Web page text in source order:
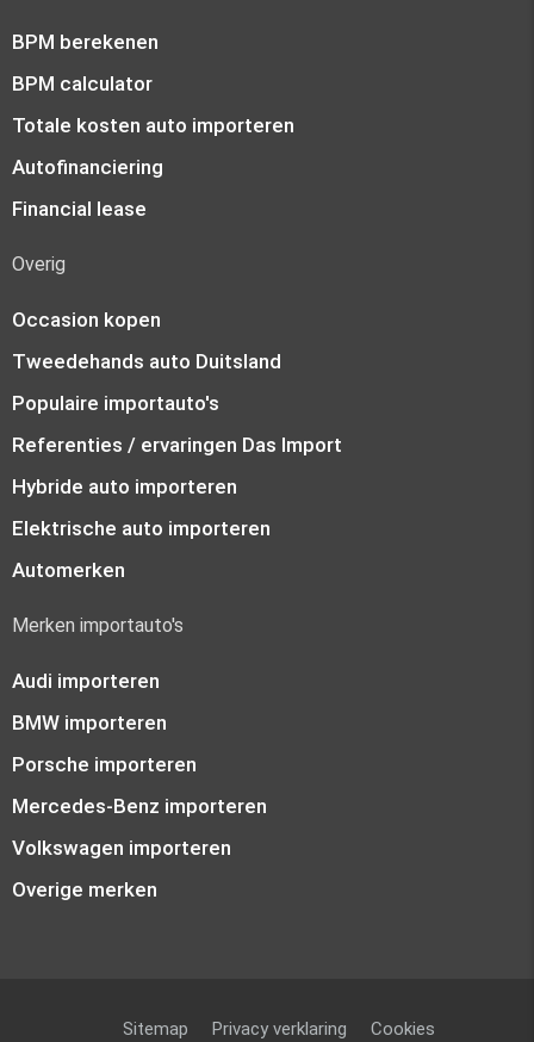
BPM berekenen
BPM calculator
Totale kosten auto importeren
Autofinanciering
Financial lease
Overig
Occasion kopen
Tweedehands auto Duitsland
Populaire importauto's
Referenties / ervaringen Das Import
Hybride auto importeren
Elektrische auto importeren
Automerken
Merken importauto's
Audi importeren
BMW importeren
Porsche importeren
Mercedes-Benz importeren
Volkswagen importeren
Overige merken
Sitemap Privacy verklaring Cookies